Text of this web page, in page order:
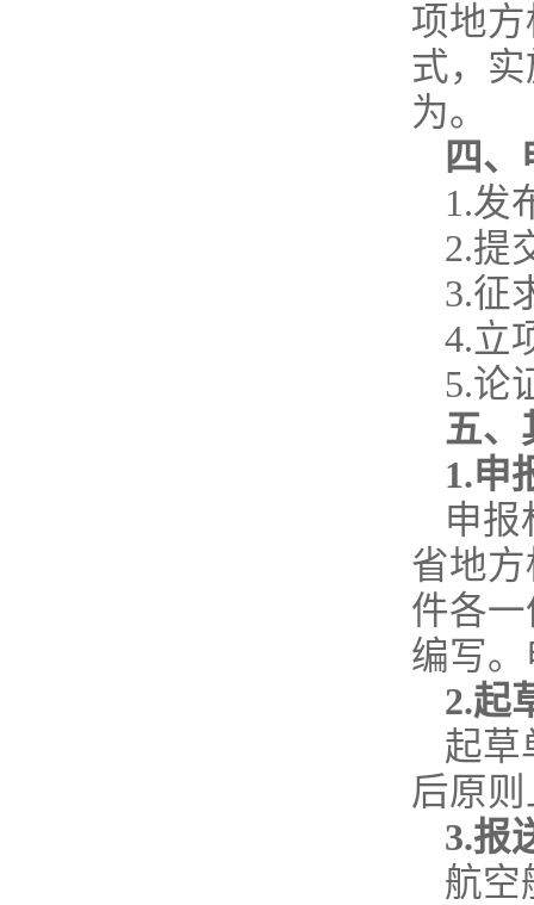
项地
式，
为。
四
1.发
2.提
3.征
4.立
5.论
五、
1.申
申报
省地
件各
编写
2.起
起草
后原
3.报
航空